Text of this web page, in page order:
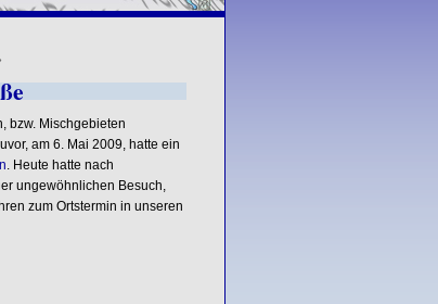
bzw. Mischgebieten
am 6. Mai 2009, hatte ein
. Heute hatte nach
ungewöhnlichen Besuch,
zum Ortstermin in unseren